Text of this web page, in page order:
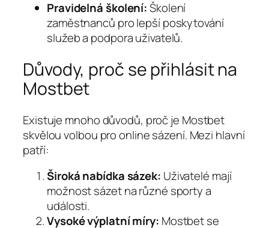
Pravidelná školení:Školení
zaměstnanců pro lepší poskytování
služeb a podpora uživatelů.
Důvody, proč se přihlásit na
Mostbet
Existuje mnoho důvodů, proč je Mostbet
skvělou volbou pro online sázení. Mezi hlavní
patří:
Široká nabídka sázek: Uživatelé mají
možnost sázet na různé sporty a
události.
Vysoké výplatní míry: Mostbet se